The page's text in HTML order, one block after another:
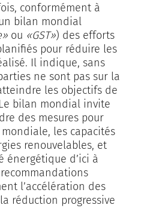
conformément à
un bilan mondial
ou «GST») des efforts
pour réduire les
Il indique, sans
ne sont pas sur la
les objectifs de
Le bilan mondial invite
des mesures pour
les capacités
renouvelables, et
énergétique d’ici à
l’accélération des
réduction progressive